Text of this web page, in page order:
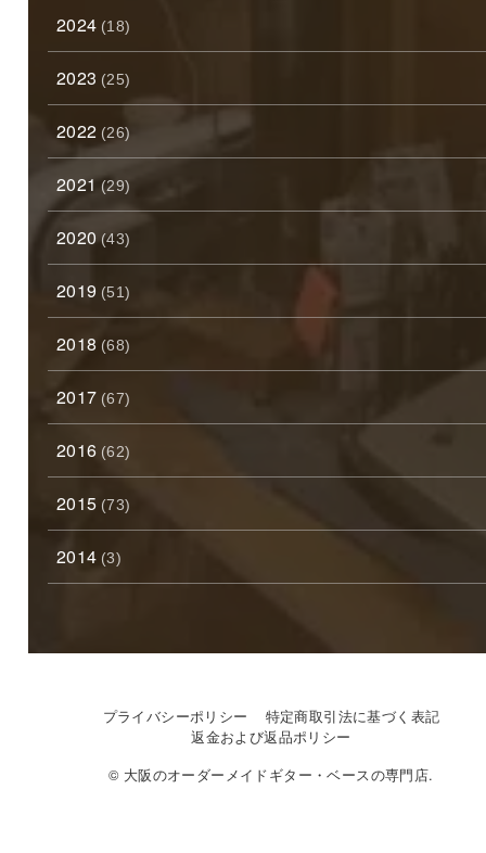
2024 (18)
2023 (25)
2022 (26)
2021 (29)
2020 (43)
2019 (51)
2018 (68)
2017 (67)
2016 (62)
2015 (73)
2014 (3)
プライバシーポリシー
特定商取引法に基づく表記
返金および返品ポリシー
© 大阪のオーダーメイドギター・ベースの専門店.